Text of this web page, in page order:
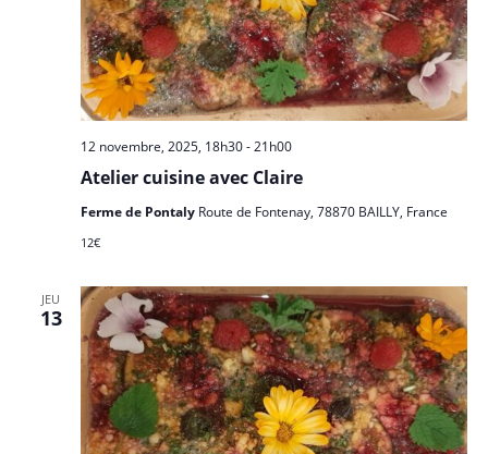
Atelier cuisine avec Claire
12 novembre, 2025, 18h30-21h00
Ferme de Pontaly Route de Fontenay, 78870 BAILLY, France
12€
JEU
13